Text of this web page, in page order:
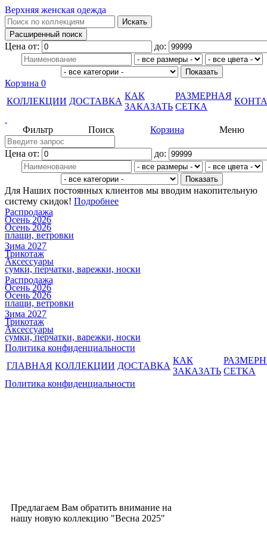
Верхняя женская одежда
Цена от: до:
Корзина 0
КОЛЛЕКЦИИ ДОСТАВКА
КАК
ЗАКАЗАТЬ
РАЗМЕРНАЯ
СЕТКА
Меню
Корзина
Поиск
Фильтр
Цена от: до:
Для Наших постоянных клиентов мы вводим накопительную
систему скидок! Подробнее
Распродажа
Осень 2026
Осень 2026
плащи, ветровки
Зима 2027
Трикотаж
Аксессуары
сумки, перчатки, варежки, носки
Распродажа
Осень 2026
Осень 2026
плащи, ветровки
Зима 2027
Трикотаж
Аксессуары
сумки, перчатки, варежки, носки
Политика конфиденциальности
ГЛАВНАЯ КОЛЛЕКЦИИ ДОСТАВКА
КАК
ЗАКАЗАТЬ СЕТКА
Политика конфиденциальности
Предлагаем Вам обратить внимание на
нашу новую коллекцию "Весна 2025"